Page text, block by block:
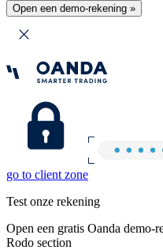
Open een demo-rekening »
go to client zone
Test onze rekening
Open een gratis Oanda demo-
Rodo section